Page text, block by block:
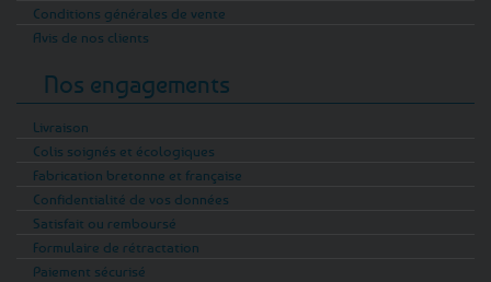
Conditions générales de vente
Avis de nos clients
Nos engagements
Livraison
Colis soignés et écologiques
Fabrication bretonne et française
Confidentialité de vos données
Satisfait ou remboursé
Formulaire de rétractation
Paiement sécurisé